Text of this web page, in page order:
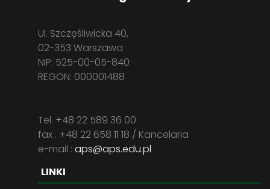
Ul. Szczęśliwicka 40,
02-353 Warszawa
NIP: 525-00-05-840
REGON: 000001488
Tel. +48 22 589 36 00
fax . +48 22 658 11 18 / Kancelaria
e-mail : aps@aps.edu.pl
LINKI